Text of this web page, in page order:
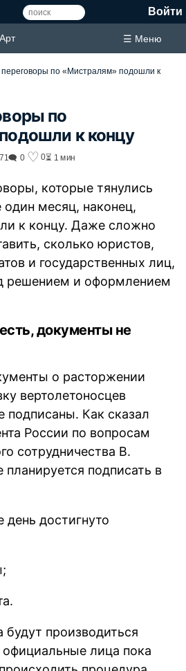
Войти
Арт ☰ Меню
переговоры по «Мистралям» подошли к
по
к концу
🗨 0 ♡ 0⏳ 1 мин
которые тянулись
один месяц, наконец,
к концу. Даже сложно
сколько юристов,
и государственных лиц,
решением и оформлением
документы не
о расторжении
вертолетоносцев
подписаны. Как сказал
России по вопросам
сотрудничества В.
подписать в
достигнуто
будут производиться
лица пока